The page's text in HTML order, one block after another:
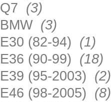
Q7 (3)
BMW (3)
E30 (82-94) (1)
E36 (90-99) (18)
E39 (95-2003) (2)
E46 (98-2005) (8)